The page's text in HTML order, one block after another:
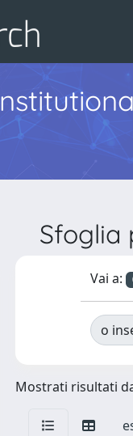
Sfoglia
Vai a:
o
Mostrati risultati